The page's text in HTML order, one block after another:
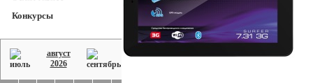
Конкурсы
август
2026